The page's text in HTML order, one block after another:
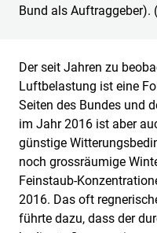
Bund als Auftraggeber).
Der seit Jahren zu
Luftbelastung ist eine
Seiten des Bundes und
im Jahr 2016 ist aber
günstige
noch grossräumige
Feinstaub-
2016. Das oft
führte dazu, dass der